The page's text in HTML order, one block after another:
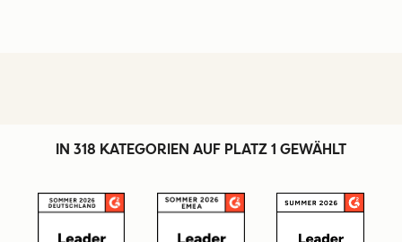
IN 318 KATEGORIEN AUF PLATZ 1 GEWÄHLT